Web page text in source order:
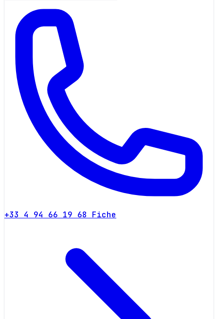
+33 4 94 66 19 68 Fiche